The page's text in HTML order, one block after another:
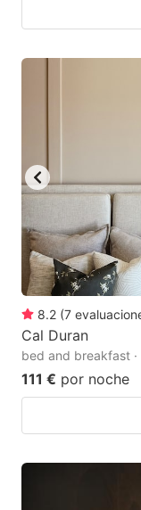
8.2 (7
Cal Duran
bed and breakfast ·
111 € por noche